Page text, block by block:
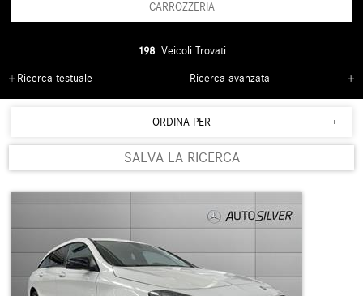
CARROZZERIA
198Veicoli Trovati
Ricerca testuale
Ricerca avanzata
ORDINA PER
SALVA LA RICERCA